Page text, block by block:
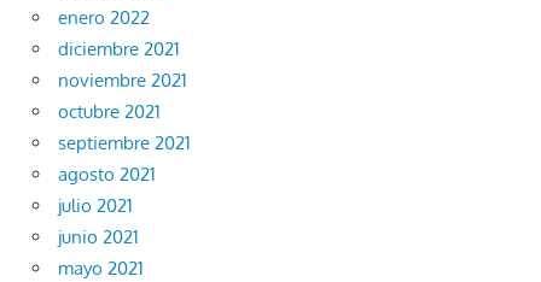
enero 2022
diciembre 2021
noviembre 2021
octubre 2021
septiembre 2021
agosto 2021
julio 2021
junio 2021
mayo 2021